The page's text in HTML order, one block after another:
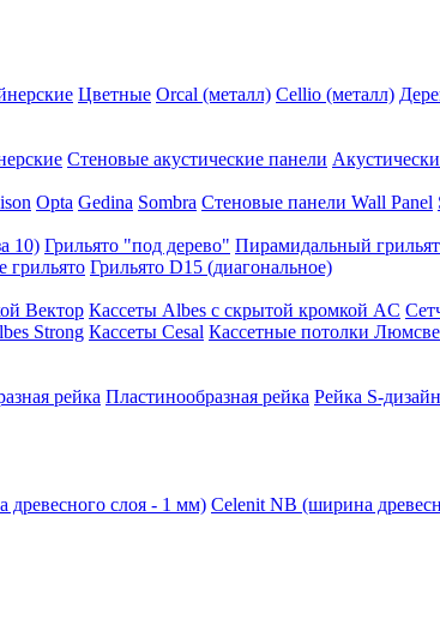
Цветные Orcal (металл) Cellio (металл)
Стеновые акустические панели
Opta Gedina Sombra Стеновые панели Wall Panel
10) Грильято "под дерево" Пирамидальный
грильято Грильято D15 (диагональное)
Вектор Кассеты Albes с скрытой кромкой AC
Strong Кассеты Cesal Кассетные потолки
рейка Пластинообразная рейка Рейка S-
слоя - 1 мм) Celenit NB (ширина